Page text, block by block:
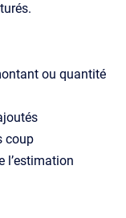
ou quantité
coup
l’estimation